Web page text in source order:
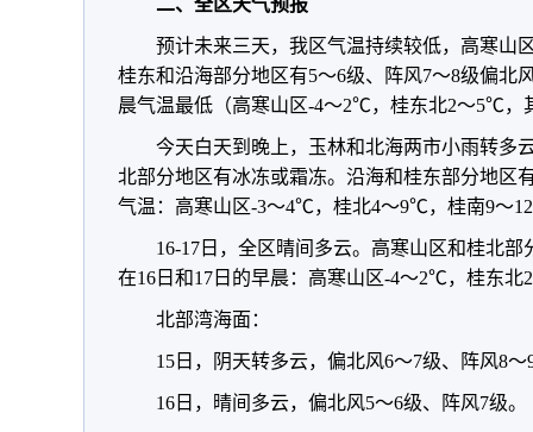
二、全区天气预报
预计未来三天，我区气温持续较低，高寒山
桂东和沿海部分地区有5～6级、阵风7～8级偏北
晨气温最低（高寒山区-4～2℃，桂东北2～5℃，
今天白天到晚上，玉林和北海两市小雨转多
北部分地区有冰冻或霜冻。沿海和桂东部分地区
气温：高寒山区-3～4℃，桂北4～9℃，桂南9～
16-17日，全区晴间多云。高寒山区和桂北
在16日和17日的早晨：高寒山区-4～2℃，桂东
北部湾海面：
15日，阴天转多云，偏北风6～7级、阵风8～
16日，晴间多云，偏北风5～6级、阵风7级。